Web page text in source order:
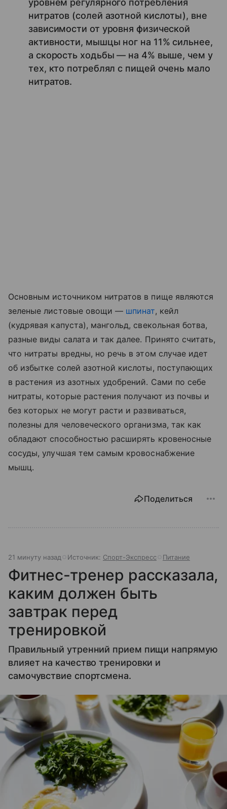
уровнем регулярного потребления
нитратов (солей азотной кислоты), вне
зависимости от уровня физической
активности, мышцы ног на 11% сильнее,
а скорость ходьбы — на 4% выше, чем у
тех, кто потреблял с пищей очень мало
нитратов.
Основным источником нитратов в пище являются
зеленые листовые овощи — шпинат, кейл
(кудрявая капуста), мангольд, свекольная ботва,
разные виды салата и так далее. Принято считать,
что нитраты вредны, но речь в этом случае идет
об избытке солей азотной кислоты, поступающих
в растения из азотных удобрений. Сами по себе
нитраты, которые растения получают из почвы и
без которых не могут расти и развиваться,
полезны для человеческого организма, так как
обладают способностью расширять кровеносные
сосуды, улучшая тем самым кровоснабжение
мышц.
Поделиться
21 минуту назад Источник: Спорт-Экспресс Питание
Фитнес-тренер рассказала,
каким должен быть
завтрак перед
тренировкой
Правильный утренний прием пищи напрямую
влияет на качество тренировки и
самочувствие спортсмена.